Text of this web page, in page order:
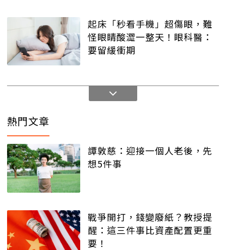
起床「秒看手機」超傷眼，難
怪眼睛酸澀一整天！眼科醫：
要留緩衝期
熱門文章
譚敦慈：迎接一個人老後，先
想5件事
戰爭開打，錢變廢紙？教授提
醒：這三件事比資產配置更重
要！